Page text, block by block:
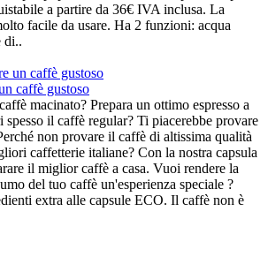
a partire da 36€ IVA inclusa. La
facile da usare. Ha 2 funzioni: acqua
di..
caffè gustoso
macinato? Prepara un ottimo espresso a
spesso il caffè regular? Ti piacerebbe provare
non provare il caffè di altissima qualità
caffetterie italiane? Con la nostra capsula
il miglior caffè a casa. Vuoi rendere la
del tuo caffè un'esperienza speciale ?
extra alle capsule ECO. Il caffè non è